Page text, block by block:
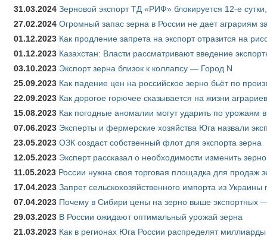
31.03.2024 Зерновой экспорт ТД «РИФ» блокируется 12-е
27.02.2024 Огромный запас зерна в России не дает аграриям
01.12.2023 Как продление запрета на экспорт отразится на
01.12.2023 Казахстан: Власти рассматривают введение
03.10.2023 Экспорт зерна близок к коллапсу — Город N
25.09.2023 Как падение цен на российское зерно бьёт по
22.09.2023 Как дорогое горючее сказывается на жизни аграриев
15.08.2023 Как погодные аномалии могут ударить по урожаям
07.06.2023 Эксперты и фермерские хозяйства Юга назвали
23.05.2023 ОЗК создаст собственный флот для экспорта зерна
12.05.2023 Эксперт рассказал о необходимости изменить
11.05.2023 России нужна своя торговая площадка для продаж
17.04.2023 Запрет сельскохозяйственного импорта из
07.04.2023 Почему в Сибири цены на зерно выше экспортных
29.03.2023 В России ожидают оптимальный урожай зерна
21.03.2023 Как в регионах Юга России распределят